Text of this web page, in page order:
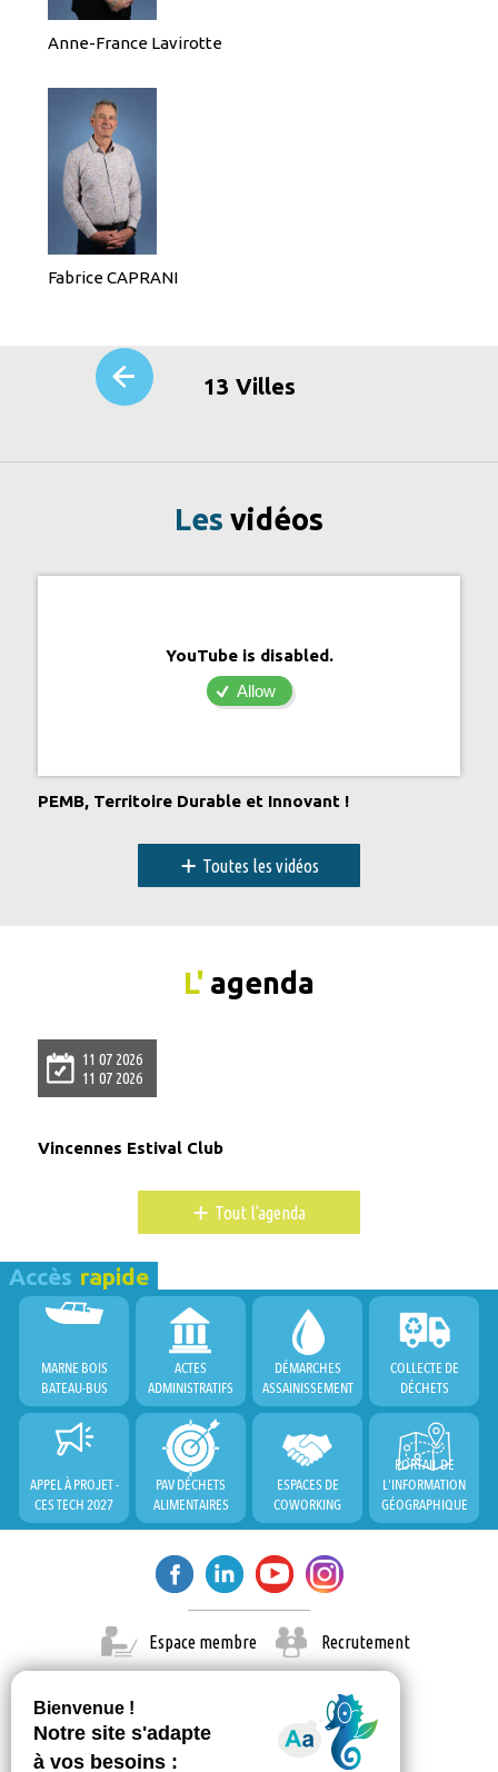
Anne-France Lavirotte
Fabrice CAPRANI
13 Villes
Les vidéos
YouTube is disabled.
Allow
PEMB, Territoire Durable et Innovant !
+ Toutes les vidéos
L' agenda
11 07 2026
11 07 2026
Vincennes Estival Club
+ Tout l'agenda
Accès rapide
MARNE BOIS
BATEAU-BUS
ACTES
ADMINISTRATIFS
DÉMARCHES
ASSAINISSEMENT
COLLECTE DE
DÉCHETS
APPEL À PROJET -
CES TECH 2027
PAV DÉCHETS
ALIMENTAIRES
ESPACES DE
COWORKING
PORTAIL DE
L'INFORMATION
GÉOGRAPHIQUE
Espace membre Recrutement